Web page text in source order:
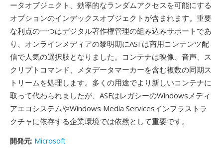
ータオブジェクト、効率的なランダムアクセスを可能にする
オプションのインデックスオブジェクトが含まれます。重要
な利点の一つはデジタル著作権管理の組み込みサポートであ
り、オンラインメディアの黎明期にASFは商用コンテンツ配
信で人気の選択肢となりました。コンテナは映像、音声、ス
クリプトコマンド、メタデータマーカーを含む複数の同期ス
トリームを処理します。多くの用途でより新しいコンテナに
取って代わられましたが、ASFはレガシーのWindowsメディ
アエコシステムやWindows Media Servicesインフラストラ
クチャに依存する企業環境では依然として重要です。
開発元: Microsoft